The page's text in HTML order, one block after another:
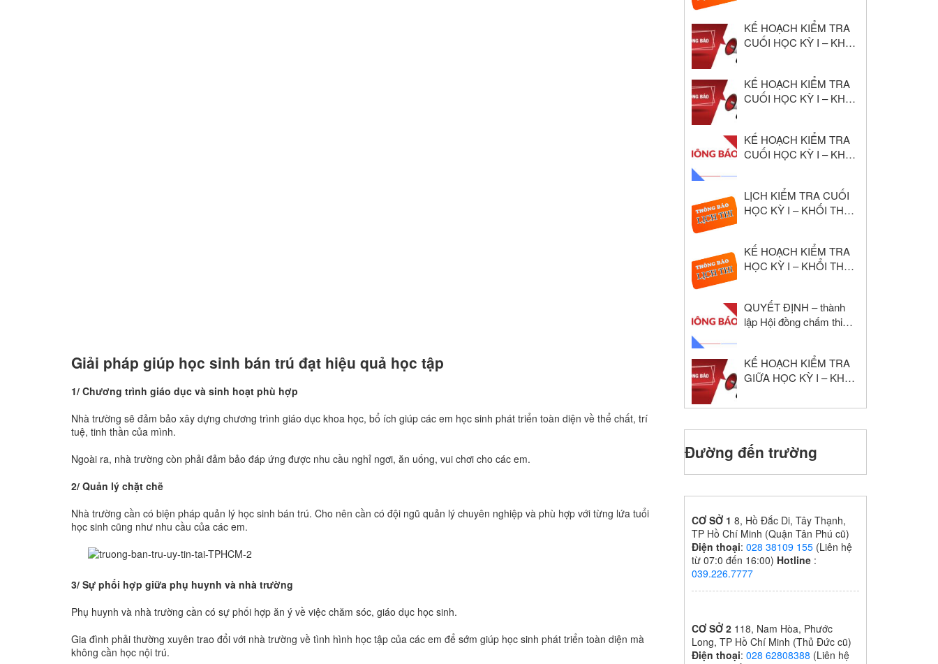
Giải pháp giúp học sinh bán trú đạt hiệu quả học tập
1/ Chương trình giáo dục và sinh hoạt phù hợp
Nhà trường sẽ đảm bảo xây dựng chương trình giáo dục khoa học, bổ ích giúp các em học sinh phát triển toàn diện về thể chất, trí
tuệ, tinh thần của mình.
Ngoài ra, nhà trường còn phải đảm bảo đáp ứng được nhu cầu nghỉ ngơi, ăn uống, vui chơi cho các em.
2/ Quản lý chặt chẽ
Nhà trường cần có biện pháp quản lý học sinh bán trú. Cho nên cần có đội ngũ quản lý chuyên nghiệp và phù hợp với từng lứa tuổi
học sinh cũng như nhu cầu của các em.
3/ Sự phối hợp giữa phụ huynh và nhà trường
Phụ huynh và nhà trường cần có sự phối hợp ăn ý về việc chăm sóc, giáo dục học sinh.
Gia đình phải thường xuyên trao đổi với nhà trường về tình hình học tập của các em để sớm giúp học sinh phát triển toàn diện mà
không cần học nội trú.
KẾ HOẠCH KIỂM TRA
CUỐI HỌC KỲ I – KHỐI
KẾ HOẠCH KIỂM TRA
CUỐI HỌC KỲ I – KHỐI
KẾ HOẠCH KIỂM TRA
CUỐI HỌC KỲ I – KHỐI
LỊCH KIỂM TRA CUỐI
HỌC KỲ I – KHỐI THPT
KẾ HOẠCH KIỂM TRA
HỌC KỲ I – KHỔI THPT
QUYẾT ĐỊNH – thành
lập Hội đồng chấm thi
KẾ HOẠCH KIỂM TRA
GIỮA HỌC KỲ I – KHỐI
– 2025
Đường đến trường
CƠ SỞ 1 8, Hồ Đắc Di, Tây Thạnh,
TP Hồ Chí Minh (Quận Tân Phú cũ)
Điện thoại: 028 38109 155(Liên hệ
từ 07:0 đến 16:00) Hotline:
039.226.7777
CƠ SỞ 2 118, Nam Hòa, Phước
Long, TP Hồ Chí Minh (Thủ Đức cũ)
Điện thoại: 028 62808388 (Liên hệ